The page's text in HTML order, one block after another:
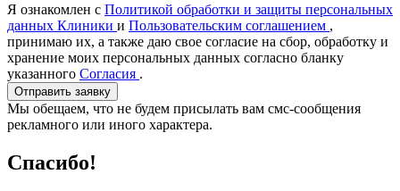
Я ознакомлен с Политикой обработки и защиты персональных
данных Клиники и Пользовательским соглашением ,
принимаю их, а также даю свое согласие на сбор, обработку и
хранение моих персональных данных согласно бланку
указанного Согласия .
Отправить заявку
Мы обещаем, что не будем присылать вам смс-сообщения
рекламного или иного характера.
Спасибо!